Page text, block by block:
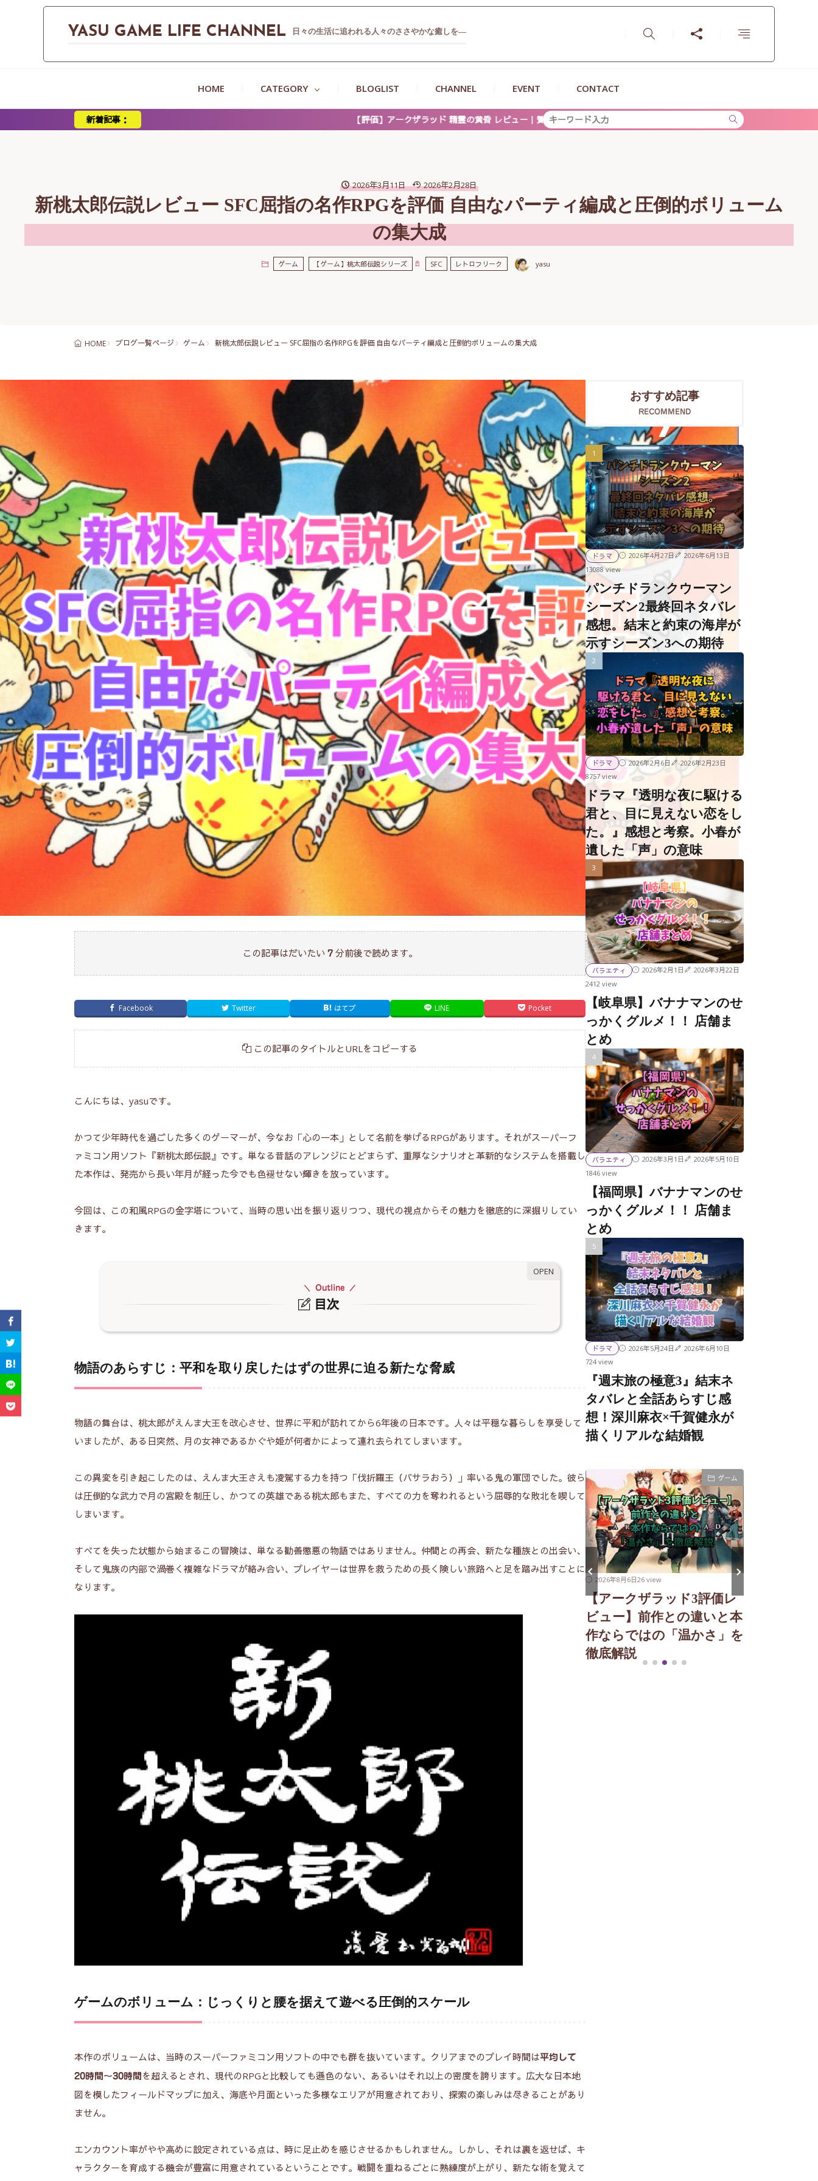
YASU GAME LIFE CHANNEL 日々の生活に追われる人々のささやかな癒しを―
HOME CATEGORY BLOGLIST CHANNEL EVENT CONTACT
新着記事： 【評価】アークザラッド 精霊の黄昏 レビュー｜賛否両論の意欲作が描く人間と魔族の物語
2026年3月11日 2026年2月28日
新桃太郎伝説レビュー SFC屈指の名作RPGを評価 自由なパーティ編成と圧倒的ボリューム
の集大成
ゲーム 【ゲーム】桃太郎伝説シリーズ SFC レトロフリーク yasu
HOME ブログ一覧ページ ゲーム 新桃太郎伝説レビュー SFC屈指の名作RPGを評価 自由なパーティ編成と圧倒的ボリュームの集大成
この記事はだいたい 7分前後で読めます。
Facebook Twitter はてブ LINE Pocket
この記事のタイトルとURLをコピーする
こんにちは、yasuです。
かつて少年時代を過ごした多くのゲーマーが、今なお「心の一本」として名前を挙げるRPGがあります。それがスーパーフ
ァミコン用ソフト『新桃太郎伝説』です。単なる昔話のアレンジにとどまらず、重厚なシナリオと革新的なシステムを搭載し
た本作は、発売から長い年月が経った今でも色褪せない輝きを放っています。
今回は、この和風RPGの金字塔について、当時の思い出を振り返りつつ、現代の視点からその魅力を徹底的に深掘りしてい
きます。
目次
Outline
1.
3.
ゲーム内容：スーパーファミコンの性能を最大限発揮したシステム
総評：時を超えて愛されるべき和風RPGの最高峰
物語のあらすじ：平和を取り戻したはずの世界に迫る新たな脅威
物語の舞台は、桃太郎がえんま大王を改心させ、世界に平和が訪れてから6年後の日本です。人々は平穏な暮らしを享受して
いましたが、ある日突然、月の女神であるかぐや姫が何者かによって連れ去られてしまいます。
この異変を引き起こしたのは、えんま大王さえも凌駕する力を持つ「伐折羅王（バサラおう）」率いる鬼の軍団でした。彼ら
は圧倒的な武力で月の宮殿を制圧し、かつての英雄である桃太郎もまた、すべての力を奪われるという屈辱的な敗北を喫して
しまいます。
すべてを失った状態から始まるこの冒険は、単なる勧善懲悪の物語ではありません。仲間との再会、新たな種族との出会い、
そして鬼族の内部で渦巻く複雑なドラマが絡み合い、プレイヤーは世界を救うための長く険しい旅路へと足を踏み出すことに
なります。
ゲームのボリューム：じっくりと腰を据えて遊べる圧倒的スケール
本作のボリュームは、当時のスーパーファミコン用ソフトの中でも群を抜いています。クリアまでのプレイ時間は平均して
20時間～30時間 を超えるとされ、現代のRPGと比較しても遜色のない、あるいはそれ以上の密度を誇ります。広大な日本地
図を模したフィールドマップに加え、海底や月面といった多様なエリアが用意されており、探索の楽しみは尽きることがあり
ません。
エンカウント率がやや高めに設定されている点は、時に足止めを感じさせるかもしれません。しかし、それは裏を返せば、キ
ャラクターを育成する機会が豊富に用意されているということです。戦闘を重ねるごとに熟練度が上がり、新たな術を覚えて
おすすめ記事
RECOMMEND
ドラマ 2026年4月27日
2026年6月13日
13088 view
パンチドランクウーマン
シーズン2最終回ネタバレ
感想。結末と約束の海岸が
示すシーズン3への期待
ドラマ 2026年2月6日
2026年2月23日
8757 view
ドラマ『透明な夜に駆ける
君と、目に見えない恋をし
た。』感想と考察。小春が
遺した「声」の意味
バラエティ 2026年2月1日
2026年3月22日
2412 view
【岐阜県】バナナマンのせ
っかくグルメ！！ 店舗ま
とめ
バラエティ 2026年3月1日
2026年5月10日
1846 view
【福岡県】バナナマンのせ
っかくグルメ！！ 店舗ま
とめ
ドラマ 2026年5月24日
2026年6月10日
724 view
『週末旅の極意3』結末ネ
タバレと全話あらすじ感
想！深川麻衣×千賀健永が
描くリアルな結婚観
ゲーム
ー】PS屈指の名作RPG！圧
ゲーム
精霊の黄昏 レビュー｜賛
と魔族の物語
映画
Netflix映画『シティーハン
ゲーム
2026年8月6日26 view
【アークザラッド3評価レ
ビュー】前作との違いと本
作ならではの「温かさ」を
徹底解説